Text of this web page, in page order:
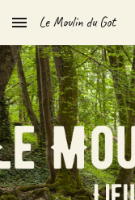
Skip to main content
Le Moulin du Got